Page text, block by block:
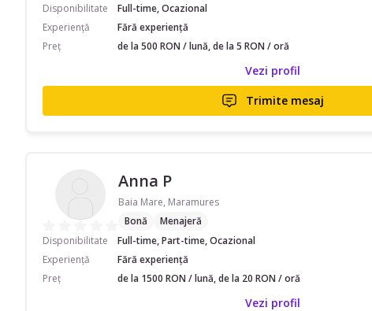
Disponibilitate
Full-time, Ocazional
Experiență
Fără experiență
Preț
de la 500 RON / lună, de la 5 RON / oră
Vezi profil
Trimite mesaj
Anna P
Baia Mare, Maramures
Bonă
Menajeră
Disponibilitate
Full-time, Part-time, Ocazional
Experiență
Fără experiență
Preț
de la 1500 RON / lună, de la 20 RON / oră
Vezi profil